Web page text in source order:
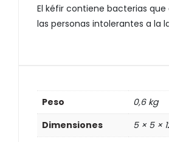
El kéfir contiene bacterias
las personas intolerantes a la
Peso
0,6 kg
Dimensiones
5 × 5 ×